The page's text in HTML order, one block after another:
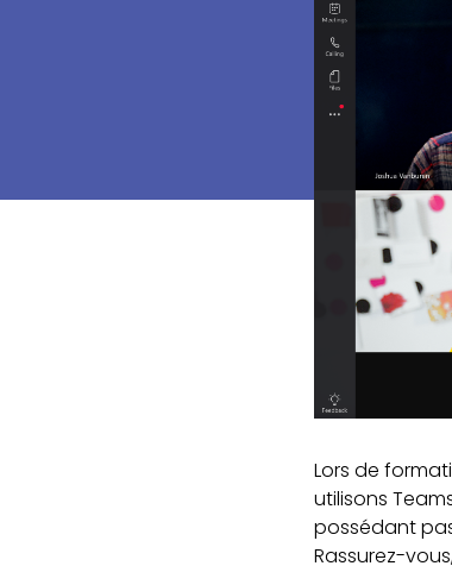
Lors de
utilisons
possédant
Rassurez-